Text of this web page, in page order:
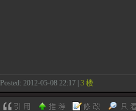
Posted: 2012-05-08 22:17 | 3 楼